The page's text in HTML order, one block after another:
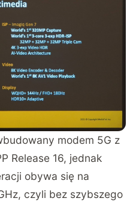
modem 5G z
Release 16, jednak
obywa się na
czyli bez szybszego